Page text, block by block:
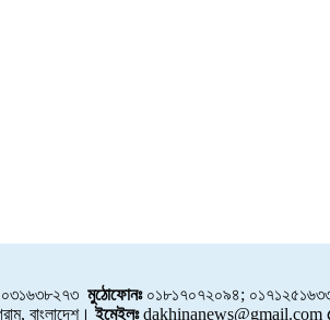
মুঠোফোনঃ০১৮১৭০৭২০৯৪;
বাংলাদেশ।ইমেইলঃdakhinanews@gmail.com